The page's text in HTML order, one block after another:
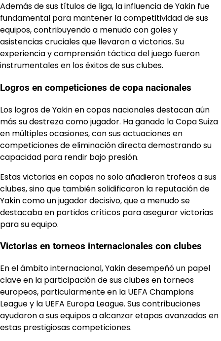
Además de sus títulos de liga, la influencia de Yakin fue
fundamental para mantener la competitividad de sus
equipos, contribuyendo a menudo con goles y
asistencias cruciales que llevaron a victorias. Su
experiencia y comprensión táctica del juego fueron
instrumentales en los éxitos de sus clubes.
Logros en competiciones de copa nacionales
Los logros de Yakin en copas nacionales destacan aún
más su destreza como jugador. Ha ganado la Copa Suiza
en múltiples ocasiones, con sus actuaciones en
competiciones de eliminación directa demostrando su
capacidad para rendir bajo presión.
Estas victorias en copas no solo añadieron trofeos a sus
clubes, sino que también solidificaron la reputación de
Yakin como un jugador decisivo, que a menudo se
destacaba en partidos críticos para asegurar victorias
para su equipo.
Victorias en torneos internacionales con clubes
En el ámbito internacional, Yakin desempeñó un papel
clave en la participación de sus clubes en torneos
europeos, particularmente en la UEFA Champions
League y la UEFA Europa League. Sus contribuciones
ayudaron a sus equipos a alcanzar etapas avanzadas en
estas prestigiosas competiciones.